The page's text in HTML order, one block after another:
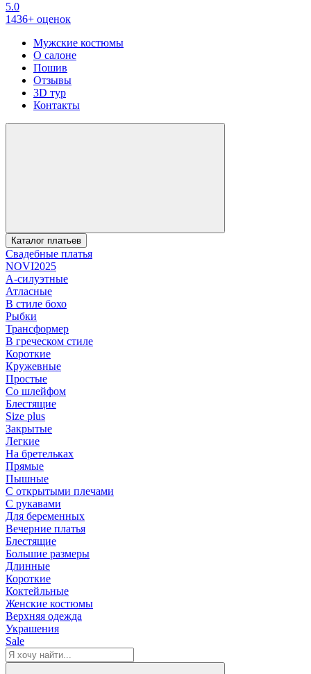
5.0
1436+ оценок
Мужские костюмы
О салоне
Пошив
Отзывы
3D тур
Контакты
Каталог платьев
Свадебные платья
NOVI2025
А-силуэтные
Атласные
В стиле бохо
Рыбки
Трансформер
В греческом стиле
Короткие
Кружевные
Простые
Со шлейфом
Блестящие
Size plus
Закрытые
Легкие
На бретельках
Прямые
Пышные
С открытыми плечами
С рукавами
Для беременных
Вечерние платья
Блестящие
Большие размеры
Длинные
Короткие
Коктейльные
Женские костюмы
Верхняя одежда
Украшения
Sale